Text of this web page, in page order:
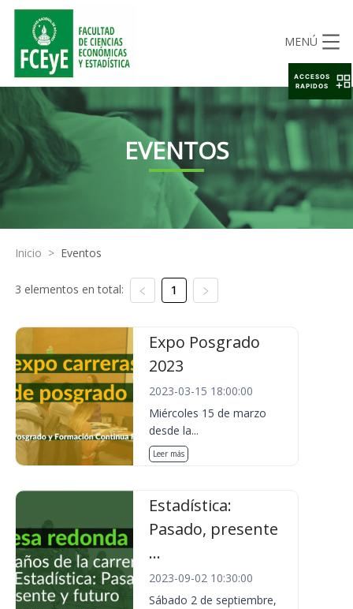
MENÚ
EVENTOS
Inicio > Eventos
3 elementos en total: 1
Expo Posgrado
2023
2023-03-15 18:00:00
Miércoles 15 de marzo
desde la...
Leer más
Estadística:
Pasado, presente
...
2023-09-02 10:30:00
Sábado 2 de septiembre,
ACCESOS
RAPIDOS